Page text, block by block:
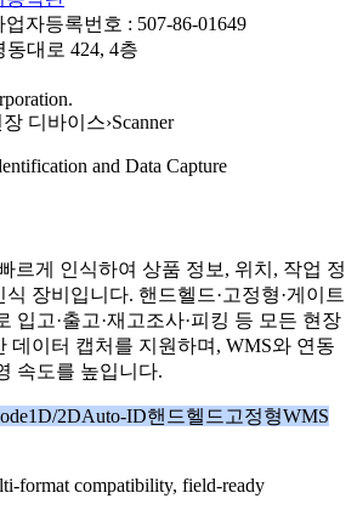
자등록번호 : 507-86-01649
대로 424, 4층
장 디바이스›Scanner
and Data Capture
르게 인식하여 상품 정보, 위치, 작업 정
장비입니다. 핸드헬드·고정형·게이트
입고·출고·재고조사·피킹 등 모든 현장
데이터 캡처를 지원하며, WMS와 연동
속도를 높입니다.
1D/2DAuto-ID핸드헬드고정형WMS
format compatibility, field-ready